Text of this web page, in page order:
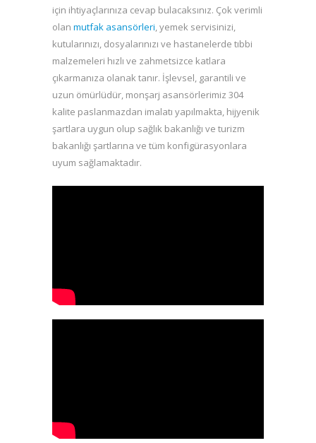
için ihtiyaçlarınıza cevap bulacaksınız. Çok verimli
olan mutfak asansörleri , yemek servisinizi,
kutularınızı, dosyalarınızı ve hastanelerde tıbbi
malzemeleri hızlı ve zahmetsizce katlara
çıkarmanıza olanak tanır. İşlevsel, garantili ve
uzun ömürlüdür, monşarj asansörlerimiz 304
kalite paslanmazdan imalatı yapılmakta, hijyenik
şartlara uygun olup sağlık bakanlığı ve turizm
bakanlığı şartlarına ve tüm konfigürasyonlara
uyum sağlamaktadır.